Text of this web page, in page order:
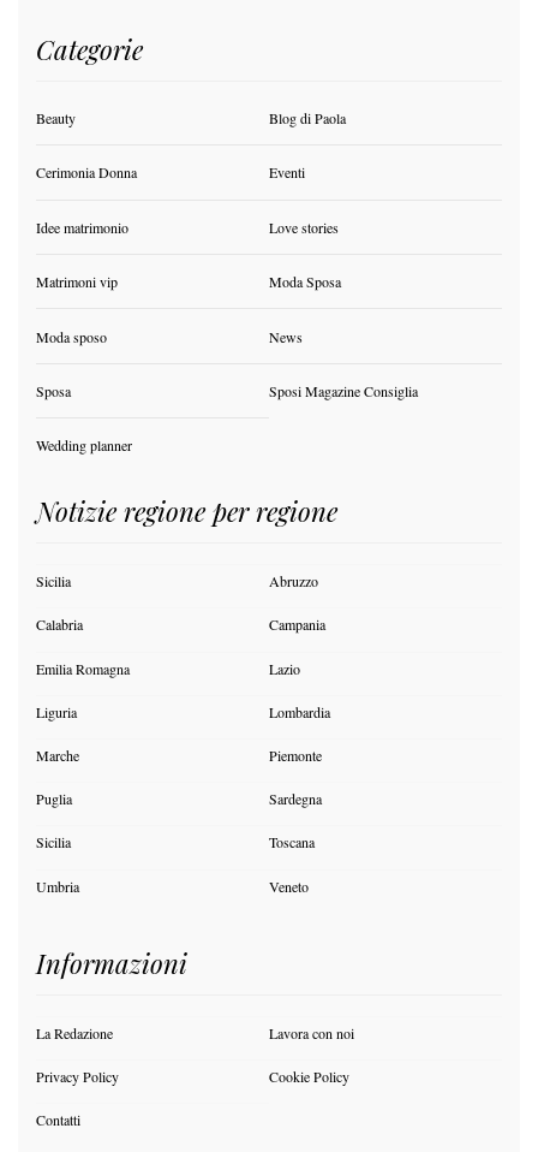
Categorie
Beauty Blog di Paola
Cerimonia Donna Eventi
Idee matrimonio Love stories
Matrimoni vip Moda Sposa
Moda sposo News
Sposa Sposi Magazine Consiglia
Wedding planner
Notizie regione per regione
Sicilia Abruzzo
Calabria Campania
Emilia Romagna Lazio
Liguria Lombardia
Marche Piemonte
Puglia Sardegna
Sicilia Toscana
Umbria Veneto
Informazioni
La Redazione Lavora con noi
Privacy Policy Cookie Policy
Contatti